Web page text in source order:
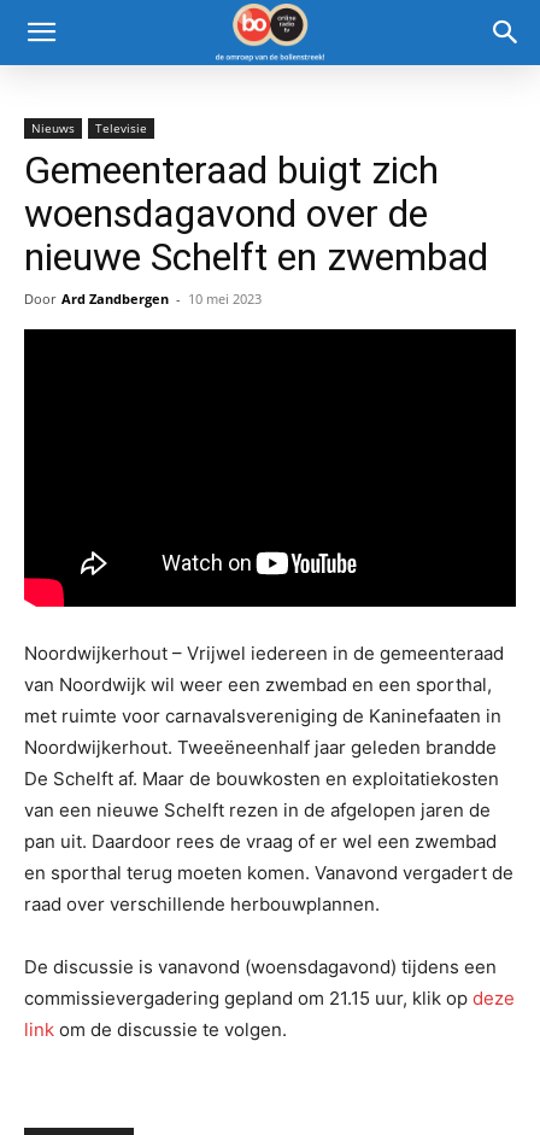
Nieuws Televisie
Gemeenteraad buigt zich
woensdagavond over de
nieuwe Schelft en zwembad
Door Ard Zandbergen - 10 mei 2023
Noordwijkerhout – Vrijwel iedereen in de gemeenteraad
van Noordwijk wil weer een zwembad en een sporthal,
met ruimte voor carnavalsvereniging de Kaninefaaten in
Noordwijkerhout. Tweeëneenhalf jaar geleden brandde
De Schelft af. Maar de bouwkosten en exploitatiekosten
van een nieuwe Schelft rezen in de afgelopen jaren de
pan uit. Daardoor rees de vraag of er wel een zwembad
en sporthal terug moeten komen. Vanavond vergadert de
raad over verschillende herbouwplannen.
De discussie is vanavond (woensdagavond) tijdens een
commissievergadering gepland om 21.15 uur, klik op deze
link om de discussie te volgen.